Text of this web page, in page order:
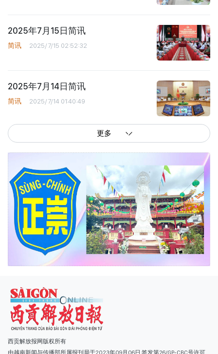
2025年7月15日简讯
简讯 2025/7/15 02:52:32
2025年7月14日简讯
简讯 2025/7/14 01:40:49
更多
西贡解放报网版权所有
由越南新闻与传播部所属报刊局于2023年09月06日 签发第26/GP-CBC号许可
副总编辑: 阮玉英、范文长、裴氏红霜、张德义、范氏云英、杨文光、阮德显、
阮克强、陈嘉宝
主编: 阮玉英
社址: 胡志明市棋盘坊阮氏明开街432-434号
总台: (028) 39294091 - 转 060
热线: 096.558.1888